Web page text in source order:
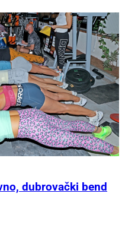
dubrovački bend